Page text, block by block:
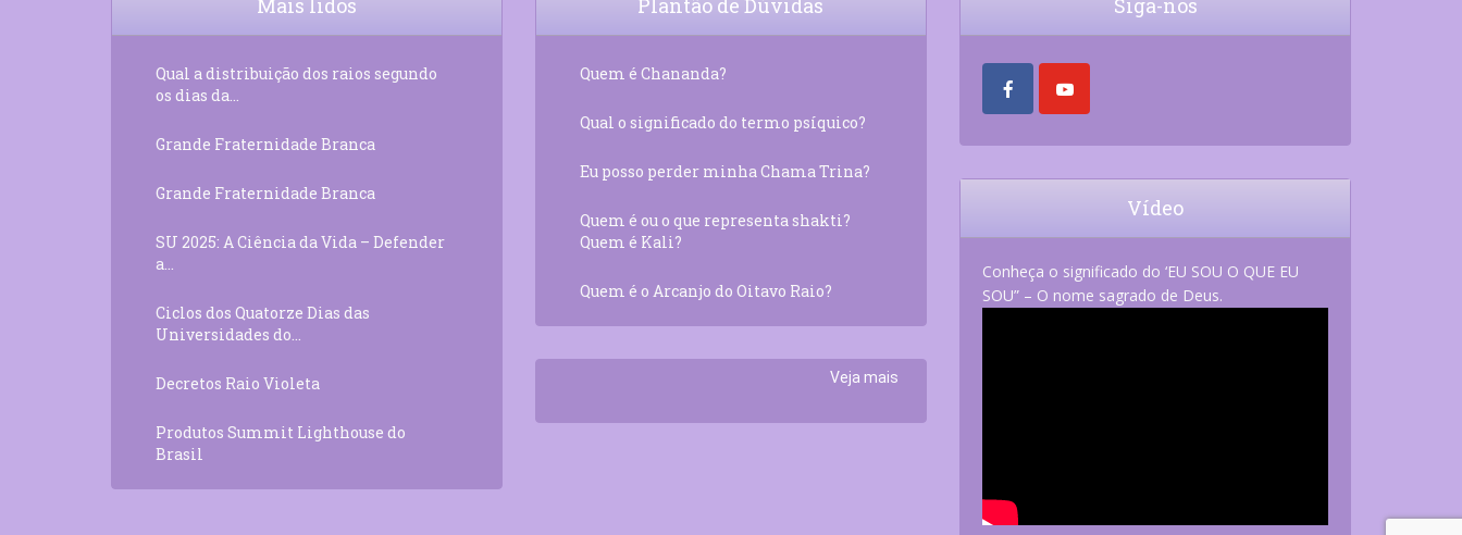
Mais lidos
Qual a distribuição dos raios segundo
os dias da...
Grande Fraternidade Branca
Grande Fraternidade Branca
SU 2025: A Ciência da Vida – Defender
a...
Ciclos dos Quatorze Dias das
Universidades do...
Decretos Raio Violeta
Produtos Summit Lighthouse do
Brasil
Plantão de Dúvidas
Quem é Chananda?
Qual o significado do termo psíquico?
Eu posso perder minha Chama Trina?
Quem é ou o que representa shakti?
Quem é Kali?
Quem é o Arcanjo do Oitavo Raio?
Veja mais
Siga-nos
Vídeo
Conheça o significado do ‘EU SOU O QUE EU
SOU” – O nome sagrado de Deus.